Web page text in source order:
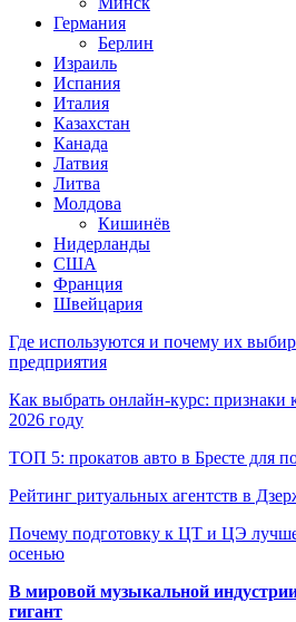
Германия
Берлин
Израиль
Испания
Италия
Казахстан
Канада
Латвия
Литва
Молдова
Кишинёв
Нидерланды
США
Франция
Швейцария
Где используются и почему их
предприятия
Как выбрать онлайн-курс: признаки
2026 году
ТОП 5: прокатов авто в Бресте для
Рейтинг ритуальных агентств в
Почему подготовку к ЦТ и ЦЭ лучше
осенью
В мировой музыкальной
гигант